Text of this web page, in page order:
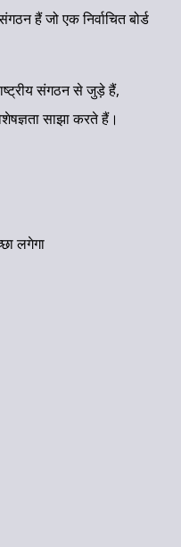
हैं जो एक निर्वाचित बोर्ड
संगठन से जुड़े हैं,
साझा करते हैं।
लगेगा